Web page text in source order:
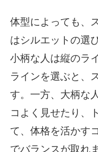
体型によっても、
はシルエットの選
小柄な人は縦のラ
ラインを選ぶと、
す。一方、大柄な
コよく見せたり、
て、体格を活かす
でバランスが取れ